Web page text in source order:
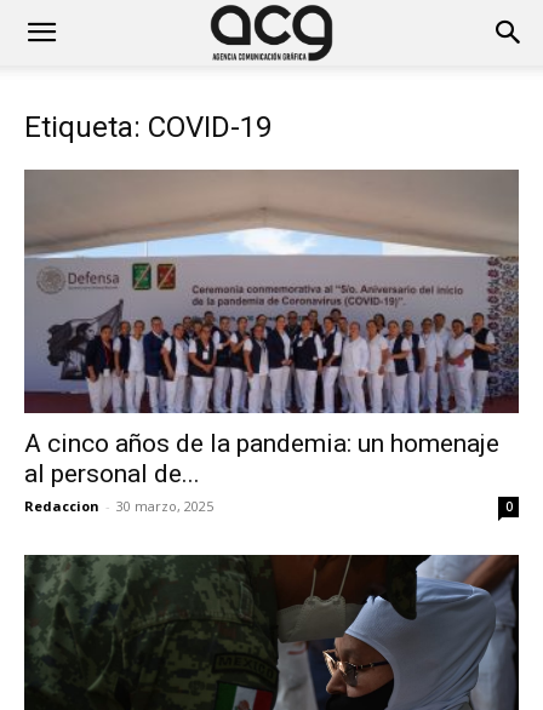
Etiqueta: COVID-19
A cinco años de la pandemia: un homenaje
al personal de...
Redaccion - 30 marzo, 2025 0